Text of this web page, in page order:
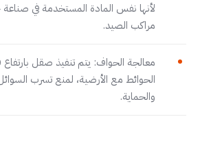
لأنها نفس المادة المستخدمة في صناعة
مراكب الصيد.
الحوائط مع الأرضية، لمنع تسرب السوائل
والحماية.